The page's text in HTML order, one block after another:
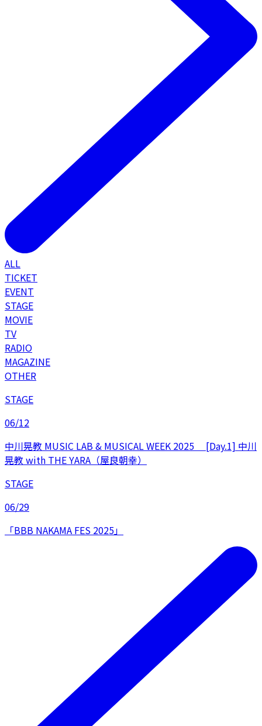
ALL
TICKET
EVENT
STAGE
MOVIE
TV
RADIO
MAGAZINE
OTHER
STAGE
06/12
中川晃教 MUSIC LAB & MUSICAL WEEK 2025 [Day.1] 中川
晃教 with THE YARA（屋良朝幸）
STAGE
06/29
「BBB NAKAMA FES 2025」